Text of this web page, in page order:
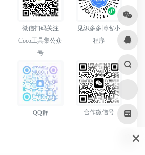
微信扫码关注
Coco工具集公众
号
见识多多博客小
程序
QQ群 合作微信号